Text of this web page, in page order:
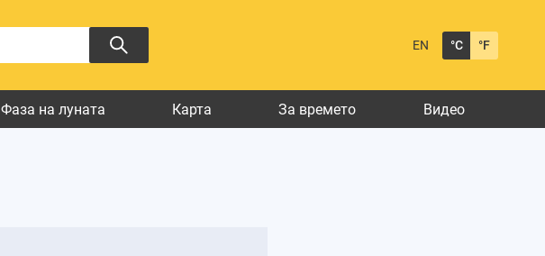
EN °C °F
Фаза на луната Карта За времето Видео